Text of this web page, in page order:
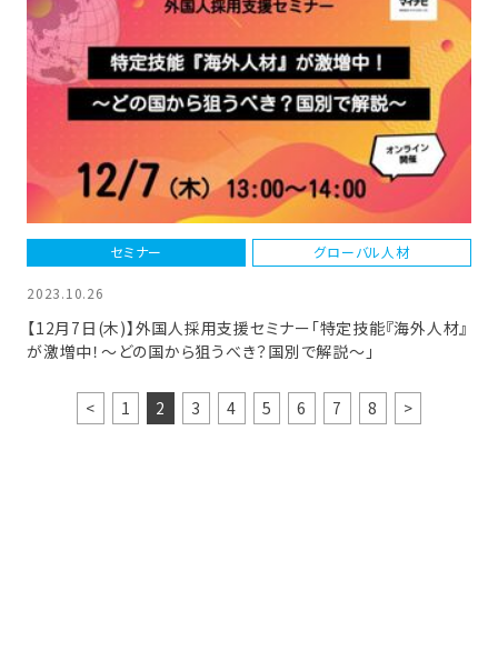
セミナー グローバル人材
2023.10.26
【12月7日(木)】外国人採用支援セミナー「特定技能『海外人材』
が激増中！～どの国から狙うべき？国別で解説～」
< 1 2 3 4 5 6 7 8 >